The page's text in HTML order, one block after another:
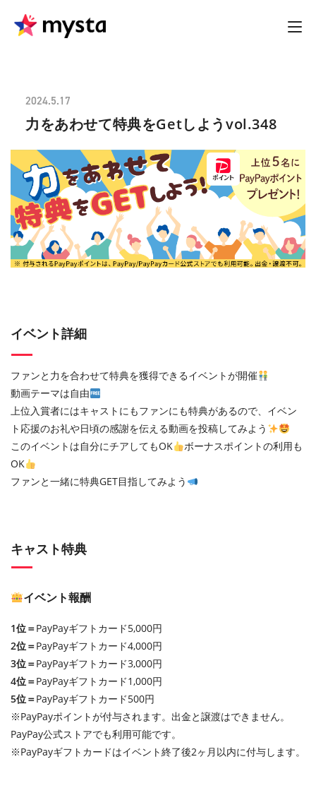
2024.5.17
力をあわせて特典をGetしようvol.348
イベント詳細
ファンと力を合わせて特典を獲得できるイベントが開催
動画テーマは自由
上位入賞者にはキャストにもファンにも特典があるので、イベン
ト応援のお礼や日頃の感謝を伝える動画を投稿してみよう
このイベントは自分にチアしてもOK
ボーナスポイントの利用も
OK
ファンと一緒に特典GET目指してみよう
キャスト特典
イベント報酬
1位＝PayPayギフトカード5,000円
2位＝PayPayギフトカード4,000円
3位＝PayPayギフトカード3,000円
4位＝PayPayギフトカード1,000円
5位＝PayPayギフトカード500円
※PayPayポイントが付与されます。出金と譲渡はできません。
PayPay公式ストアでも利用可能です。
※PayPayギフトカードはイベント終了後2ヶ月以内に付与します。